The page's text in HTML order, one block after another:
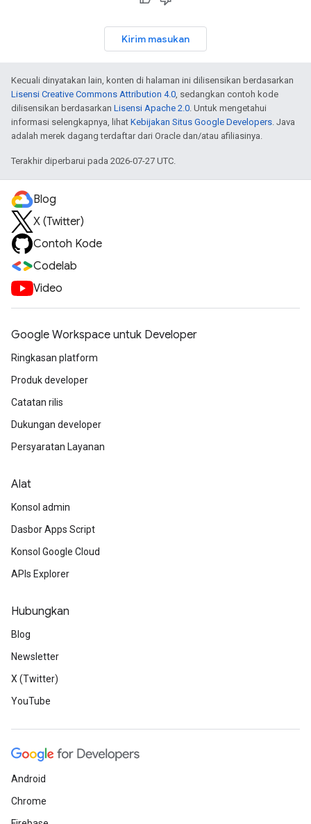
Kirim masukan
Kecuali dinyatakan lain, konten di halaman ini dilisensikan berdasarkan
Lisensi Creative Commons Attribution 4.0, sedangkan contoh kode
dilisensikan berdasarkan Lisensi Apache 2.0. Untuk mengetahui
informasi selengkapnya, lihat Kebijakan Situs Google Developers. Java
adalah merek dagang terdaftar dari Oracle dan/atau afiliasinya.
Terakhir diperbarui pada 2026-07-27 UTC.
Blog
X (Twitter)
Contoh Kode
Codelab
Video
Google Workspace untuk Developer
Ringkasan platform
Produk developer
Catatan rilis
Dukungan developer
Persyaratan Layanan
Alat
Konsol admin
Dasbor Apps Script
Konsol Google Cloud
APIs Explorer
Hubungkan
Blog
Newsletter
X (Twitter)
YouTube
Android
Chrome